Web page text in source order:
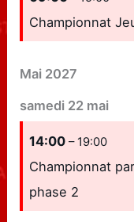
Championnat
Mai 2027
samedi 22 mai
14:00– 19:00
Championnat
phase 2